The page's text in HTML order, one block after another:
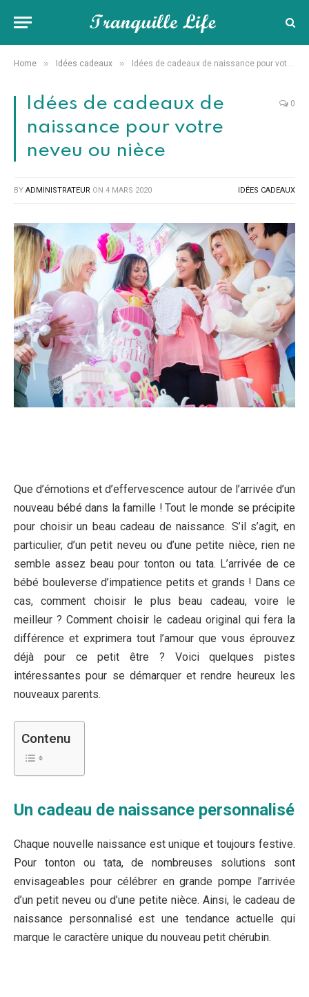
Home » Idées cadeaux » Idées de cadeaux de naissance pour votre neveu ou nièce
Idées de cadeaux de
naissance pour votre
neveu ou nièce
0
BY ADMINISTRATEUR ON 4 MARS 2020 IDÉES CADEAUX
Que d’émotions et d’effervescence autour de l’arrivée d’un
nouveau bébé dans la famille ! Tout le monde se précipite
pour choisir un beau cadeau de naissance. S’il s’agit, en
particulier, d’un petit neveu ou d’une petite nièce, rien ne
semble assez beau pour tonton ou tata. L’arrivée de ce
bébé bouleverse d’impatience petits et grands ! Dans ce
cas, comment choisir le plus beau cadeau, voire le
meilleur ? Comment choisir le cadeau original qui fera la
différence et exprimera tout l’amour que vous éprouvez
déjà pour ce petit être ? Voici quelques pistes
intéressantes pour se démarquer et rendre heureux les
nouveaux parents.
Contenu
Un cadeau de naissance personnalisé
Chaque nouvelle naissance est unique et toujours festive.
Pour tonton ou tata, de nombreuses solutions sont
envisageables pour célébrer en grande pompe l’arrivée
d’un petit neveu ou d’une petite nièce. Ainsi, le cadeau de
naissance personnalisé est une tendance actuelle qui
marque le caractère unique du nouveau petit chérubin.